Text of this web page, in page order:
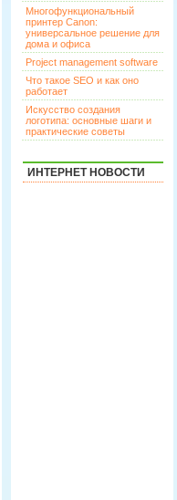
Многофункциональный
принтер Canon:
универсальное решение для
дома и офиса
Project management software
Что такое SEO и как оно
работает
Искусство создания
логотипа: основные шаги и
практические советы
ИНТЕРНЕТ НОВОСТИ